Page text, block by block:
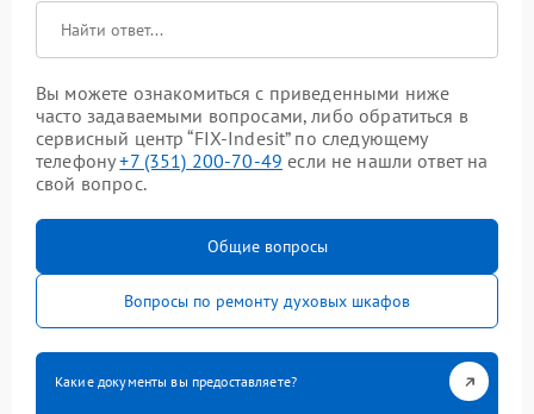
Вы можете ознакомиться с приведенными ниже
часто задаваемыми вопросами, либо обратиться в
сервисный центр “FIX-Indesit” по следующему
телефону+7 (351) 200-70-49 если не нашли ответ на
свой вопрос.
Общие вопросы
Вопросы по ремонту духовых шкафов
Какие документы вы предоставляете?